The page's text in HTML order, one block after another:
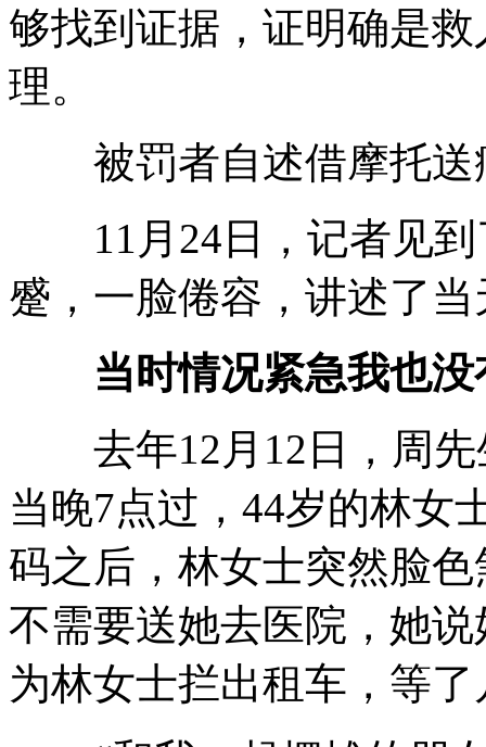
够找到证据，证明确是
理。
被罚者自述借摩托送
11月24日，记者见到
蹙，一脸倦容，讲述了
当时情况紧急我也
去年12月12日，周先
当晚7点过，44岁的林女
码之后，林女士突然脸
不需要送她去医院，她
为林女士拦出租车，等